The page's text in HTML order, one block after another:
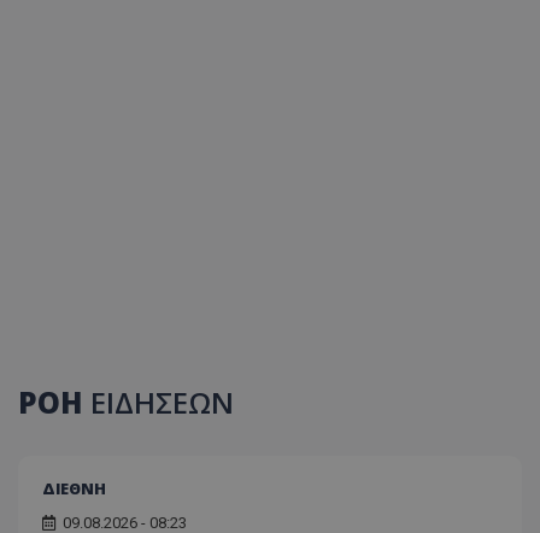
ΡΟΗ ΕΙΔΗΣΕΩΝ
ΔΙΕΘΝΗ
09.08.2026 - 08:23